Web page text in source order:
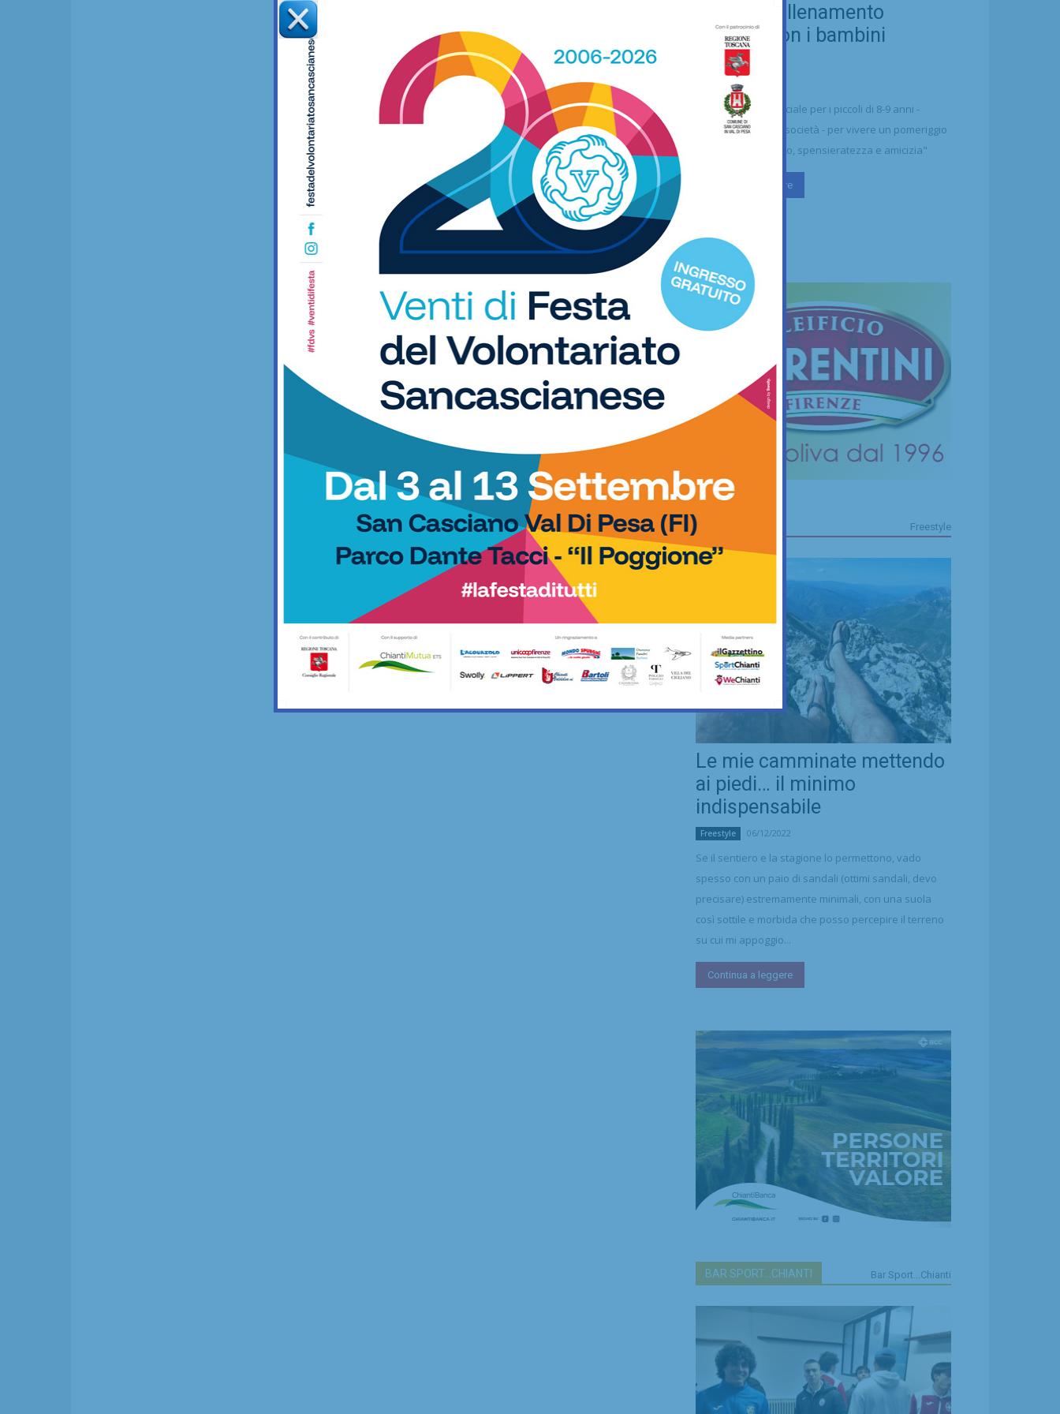
bellezza: allenamento
insieme con i bambini
Saharawi
21/07/2026
"Un'occasione speciale per i piccoli di 8-9 anni -
sottolineano dalla società - per vivere un pomeriggio
di puro divertimento, spensieratezza e amicizia"
Continua a leggere
Freestyle
Le mie camminate mettendo
ai piedi… il minimo
indispensabile
Freestyle 06/12/2022
Se il sentiero e la stagione lo permettono, vado
spesso con un paio di sandali (ottimi sandali, devo
precisare) estremamente minimali, con una suola
così sottile e morbida che posso percepire il terreno
su cui mi appoggio...
Continua a leggere
BAR SPORT...CHIANTI Bar Sport...Chianti